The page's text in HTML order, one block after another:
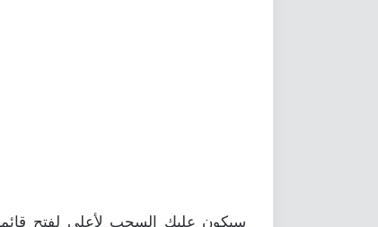
سيكون عليك السحب لأعلى لفتح قائمة